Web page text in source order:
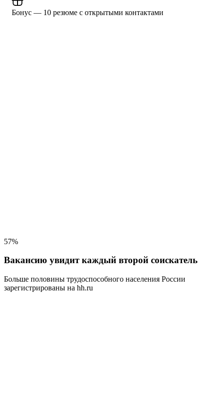
Бонус — 10 резюме с открытыми контактами
57%
Вакансию увидит каждый второй соискатель
Больше половины трудоспособного населения России
зарегистрированы на hh.ru